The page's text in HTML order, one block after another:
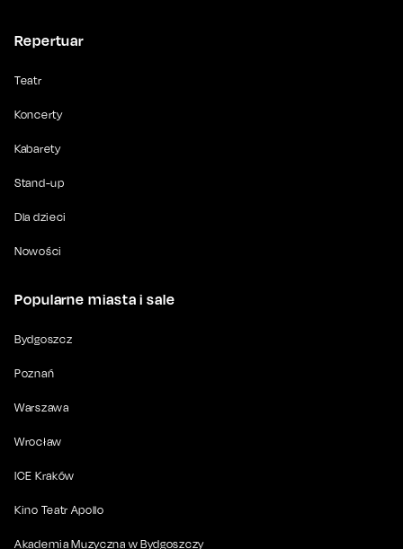
Repertuar
Teatr
Koncerty
Kabarety
Stand-up
Dla dzieci
Nowości
Popularne miasta i sale
Bydgoszcz
Poznań
Warszawa
Wrocław
ICE Kraków
Kino Teatr Apollo
Akademia Muzyczna w Bydgoszczy